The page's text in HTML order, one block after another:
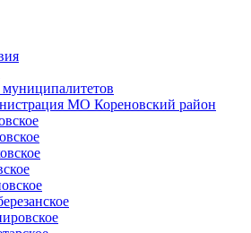
МО Кореновский район